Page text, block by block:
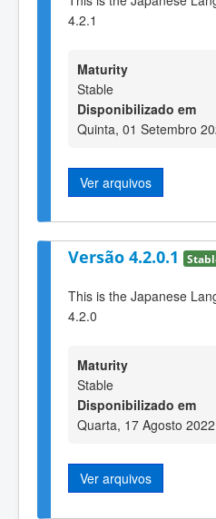
4.2.1
Maturity
Stable
Disponibilizado em
Quinta, 01 Setembro
Ver arquivos
Versão 4.2.0.1
This is the Japanese
4.2.0
Maturity
Stable
Disponibilizado em
Quarta, 17 Agosto
Ver arquivos